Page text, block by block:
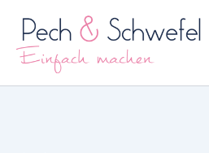
Inhalt
springen